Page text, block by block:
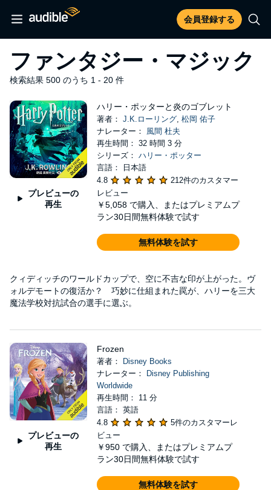
会員登録する
ファンタジー・マジック
検索結果 500 のうち 1 - 20 件
プレビューの
再生
ハリー・ポッターと炎のゴブレット
著者： J.K.ローリング, 松岡 佑子
ナレーター： 風間 杜夫
再生時間： 32 時間 3 分
シリーズ： ハリー・ポッター
言語： 日本語
4.8
212件のカスタマー
レビュー
￥5,058 で購入、またはプレミアムプ
ラン30日間無料体験で試す
無料体験を試す
クィディッチのワールドカップで、空に不吉な印が上がった。ヴ
ォルデモートの復活か？ 巧妙に仕組まれた罠が、ハリーを三大
魔法学校対抗試合の選手に選ぶ。
プレビューの
再生
Frozen
著者：
Disney Books
ナレーター：
Disney Publishing
Worldwide
再生時間： 11 分
言語： 英語
4.8
5件のカスタマーレ
ビュー
￥950 で購入、またはプレミアムプ
ラン30日間無料体験で試す
無料体験を試す